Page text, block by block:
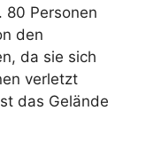
80 Personen
den
da sie sich
verletzt
das Gelände